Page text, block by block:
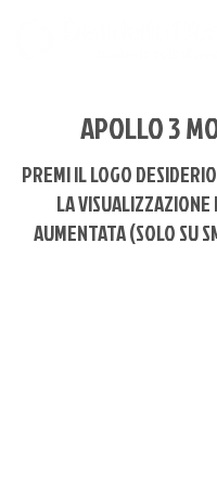
APOLLO 3
PREMI IL LOGO
LA VISUALIZZAZIONE
AUMENTATA (SOLO SU